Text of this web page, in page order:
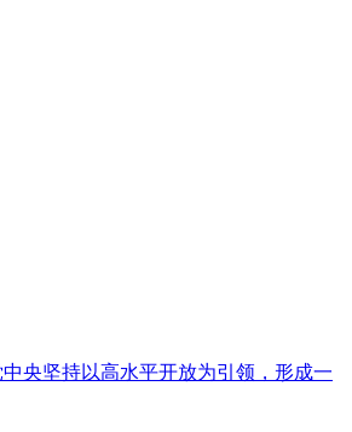
央坚持以高水平开放为引领，形成一